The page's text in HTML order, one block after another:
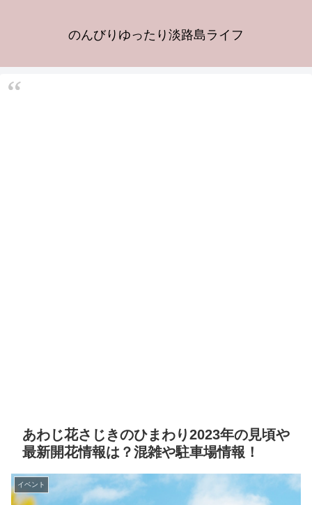
のんびりゆったり淡路島ライフ
あわじ花さじきのひまわり2023年の見頃や
最新開花情報は？混雑や駐車場情報！
イベント